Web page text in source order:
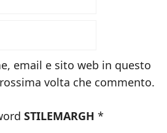
email e sito web in questo
volta che commento.
STILEMARGH *